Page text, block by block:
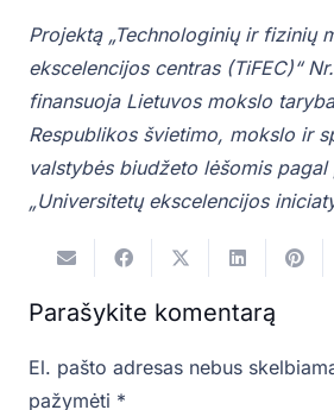
Projektą „Technologinių ir fizinių
ekscelencijos centras (TiFEC)“
finansuoja Lietuvos mokslo
Respublikos švietimo, mokslo ir
valstybės biudžeto lėšomis pagal
„Universitetų ekscelencijos
Parašykite komentarą
El. pašto adresas nebus
pažymėti *